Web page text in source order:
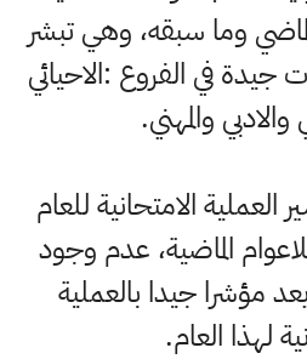
وما سبقه، وهي تبشر
جيدة في الفروع :الاحيائي
والمهني.
الامتحانية للعام
الماضية، عدم وجود
مؤشرا جيدا بالعملية
لهذا العام.